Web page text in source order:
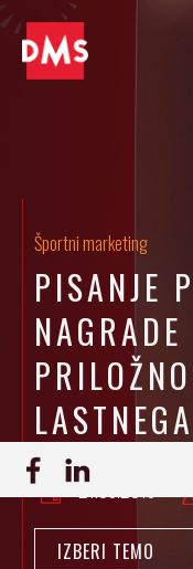
Športni marketing
PISANJE
21.08.2018
IZBERI TEMO